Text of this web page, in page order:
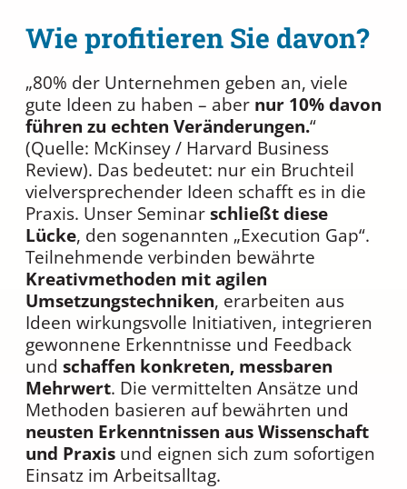
Wie profitieren Sie davon?
„80% der Unternehmen geben an, viele
gute Ideen zu haben – aber nur 10% davon
führen zu echten Veränderungen.“
(Quelle: McKinsey / Harvard Business
Review). Das bedeutet: nur ein Bruchteil
vielversprechender Ideen schafft es in die
Praxis. Unser Seminarschließt diese
Lücke, den sogenannten „Execution Gap“.
Teilnehmende verbinden bewährte
Kreativmethoden mit agilen
Umsetzungstechniken, erarbeiten aus
Ideen wirkungsvolle Initiativen, integrieren
gewonnene Erkenntnisse und Feedback
und schaffen konkreten, messbaren
Mehrwert. Die vermittelten Ansätze und
Methoden basieren auf bewährten und
neusten Erkenntnissen aus Wissenschaft
und Praxis und eignen sich zum sofortigen
Einsatz im Arbeitsalltag.